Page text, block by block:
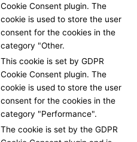
Cookie Consent plugin. The
cookie is used to store the user
consent for the cookies in the
category "Other.
This cookie is set by GDPR
Cookie Consent plugin. The
cookie is used to store the user
consent for the cookies in the
category "Performance".
The cookie is set by the GDPR